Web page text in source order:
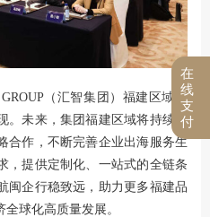
（汇智集团）福建区域企
。未来，集团福建区域将持续深
合作，不断完善企业出海服务生
，提供定制化、一站式的全链条
闽企行稳致远，助力更多福建品
球化高质量发展。
在
线
支
付